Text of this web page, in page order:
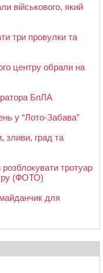
військового, який
три провулки та
центру обрали на
БпЛА
у “Лото-Забава”
зливи, град та
тротуар
(ФОТО)
для